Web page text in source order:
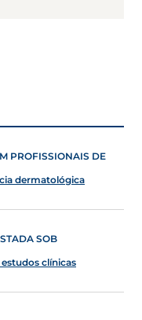
PROFISSIONAIS DE
dermatológica
SOB
clínicas